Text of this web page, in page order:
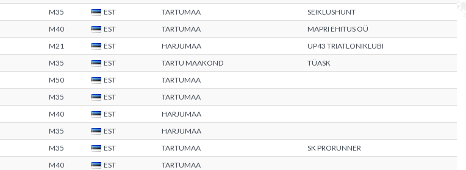
M35 EST TARTUMAA
SEIKLUSHUNT
M40 EST TARTUMAA
MAPRI EHITUS OÜ
M21 EST HARJUMAA
UP43 TRIATLONIKLUBI
M35 EST TARTU MAAKOND
TÜASK
M50 EST
TARTUMAA
M35 EST
TARTUMAA
M40 EST
HARJUMAA
M35 EST
HARJUMAA
M35 EST TARTUMAA
SK PRORUNNER
M40 EST
TARTUMAA